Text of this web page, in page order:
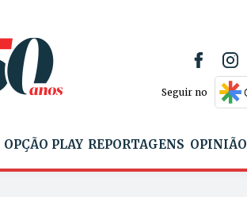
Seguir no
OPÇÃO PLAY REPORTAGENS OPINIÃO